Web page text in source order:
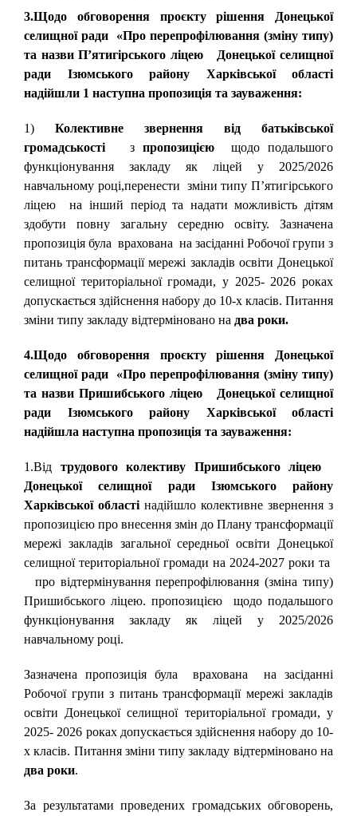
3.Щодо обговорення проєкту рішення Донецької
селищної ради «Про перепрофілювання (зміну типу)
та назви П’ятигірського ліцею Донецької селищної
ради Ізюмського району Харківської області
надійшли 1 наступна пропозиція та зауваження:
1) Колективне звернення від батьківської
громадськості
зпропозицією щодо подальшого
функціонування закладу як ліцей у 2025/2026
навчальному році,перенести зміни типу П’ятигірського
ліцею на інший період та надати можливість дітям
здобути повну загальну середню освіту. Зазначена
пропозиція була врахована на засіданні Робочої групи з
питань трансформації мережі закладів освіти Донецької
селищної територіальної громади, у 2025- 2026 роках
допускається здійснення набору до 10-х класів. Питання
зміни типу закладу відтерміновано на два роки.
4.Щодо обговорення проєкту рішення Донецької
селищної ради «Про перепрофілювання (зміну типу)
та назви Пришибського ліцею Донецької селищної
ради Ізюмського району Харківської області
надійшла наступна пропозиція та зауваження:
1.Від трудового колективу Пришибського ліцею
Донецької селищної ради Ізюмського району
Харківської області надійшло колективне звернення з
пропозицією про внесення змін до Плану трансформації
мережі закладів загальної середньої освіти Донецької
селищної територіальної громади на 2024-2027 роки та
про відтермінування перепрофілювання (зміна типу)
Пришибського ліцею. пропозицією щодо подальшого
функціонування закладу як ліцей у 2025/2026
навчальному році.
Зазначена пропозиція була врахована на засіданні
Робочої групи з питань трансформації мережі закладів
освіти Донецької селищної територіальної громади, у
2025- 2026 роках допускається здійснення набору до 10-
х класів. Питання зміни типу закладу відтерміновано на
два роки.
За результатами проведених громадських обговорень,